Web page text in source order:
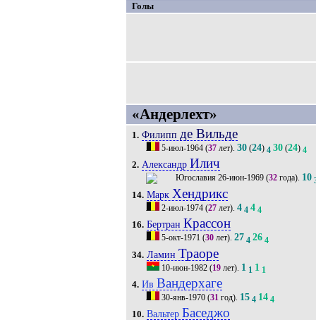
Голы
«Андерлехт»
1. Филипп де Вильде
5-июл-1964(37лет). 30(24) 4 30(24) 4
2. Александр Илич
26-июн-1969 (32 года). 10
14. Марк Хендрикс
2-июл-1974(27лет). 4 4 4 4
16. Бертран Крассон
5-окт-1971 (30лет). 27 4 26 4
34. Ламин Траоре
10-июн-1982(19лет). 1 1 1 1
4. Ив Вандерхаге
30-янв-1970(31год). 15 4 14 4
10. Вальтер Баседжо